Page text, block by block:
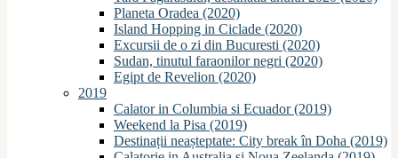
Planeta Oradea (2020)
Island Hopping in Ciclade (2020)
Excursii de o zi din Bucuresti (2020)
Sudan, tinutul faraonilor negri (2020)
Egipt de Revelion (2020)
2019
Calator in Columbia si Ecuador (2019)
Weekend la Pisa (2019)
Destinații neașteptate: City break în Doha (2019)